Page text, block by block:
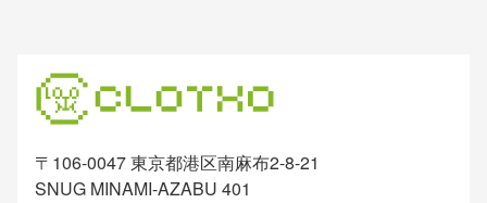
〒106-0047 東京都港区南麻布2-8-21
SNUG MINAMI-AZABU 401